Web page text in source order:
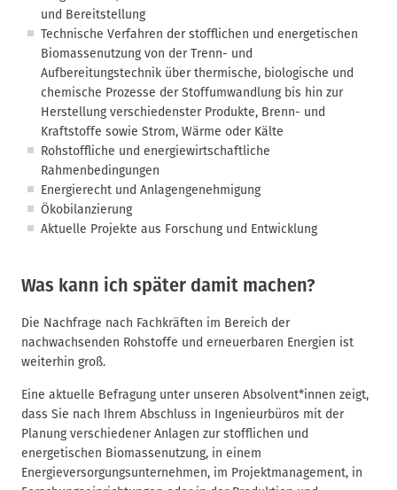
und Bereitstellung
Technische Verfahren der stofflichen und energetischen
Biomassenutzung von der Trenn- und
Aufbereitungstechnik über thermische, biologische und
chemische Prozesse der Stoffumwandlung bis hin zur
Herstellung verschiedenster Produkte, Brenn- und
Kraftstoffe sowie Strom, Wärme oder Kälte
Rohstoffliche und energiewirtschaftliche
Rahmenbedingungen
Energierecht und Anlagengenehmigung
Ökobilanzierung
Aktuelle Projekte aus Forschung und Entwicklung
Was kann ich später damit machen?
Die Nachfrage nach Fachkräften im Bereich der
nachwachsenden Rohstoffe und erneuerbaren Energien ist
weiterhin groß.
Eine aktuelle Befragung unter unseren Absolvent*innen zeigt,
dass Sie nach Ihrem Abschluss in Ingenieurbüros mit der
Planung verschiedener Anlagen zur stofflichen und
energetischen Biomassenutzung, in einem
Energieversorgungsunternehmen, im Projektmanagement, in